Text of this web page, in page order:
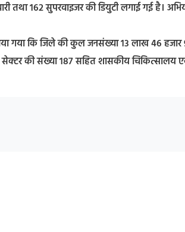
तथा 162 सुपरवाइजर की डियुटी लगाई गई है।
गया कि जिले की कुल जनसंख्या 13 लाख 46
की संख्या 187 सहित शासकीय चिकित्सालय